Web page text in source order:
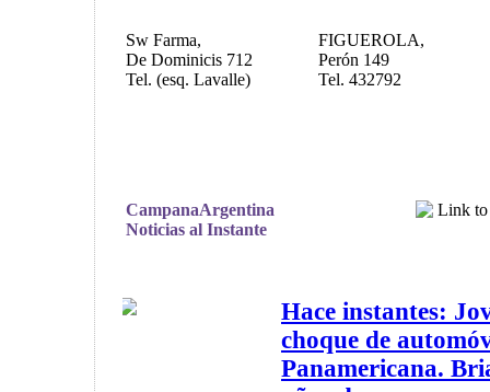
Sw Farma,
De Dominicis 712
Tel. (esq. Lavalle)
FIGUEROLA,
Perón 149
Tel. 432792
CampanaArgentina
Noticias al Instante
Hace instantes:
choque de
Panamericana.